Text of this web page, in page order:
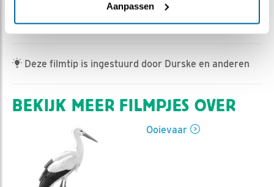
Aanpassen
Jan-Willem BDL | Geplaatst op 25 april 2023, 8:29 |
Vind ik leuk| Bewaar dit filmpje| 306x
Deze filmtip is ingestuurd door Durske en anderen
BEKIJK MEER FILMPJES OVER
Ooievaar